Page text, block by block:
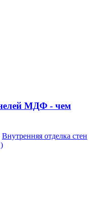
МДФ - чем
Внутренняя отделка стен